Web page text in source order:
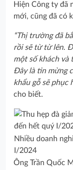
Hiện Công ty đã
mới, cũng đã có
“Thị trường đã
rồi sẽ từ từ lên.
một số khách và
Đây là tin mừng
khẩu gỗ sẽ phục
cho biết.
Nhiều doanh
I/2024
Ông Trần Quốc